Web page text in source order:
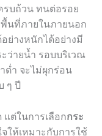
บถ้วน ทนต่อรอย
นที่ภายในภายนอก
ย่างหนักได้อย่างมี
ว่ายน้ำ รอบบริเวณ
ต่ำ จะไม่ผุกร่อน
ๆ ปี
แต่ในการเลือกกระ
ให้เหมาะกับการใช้